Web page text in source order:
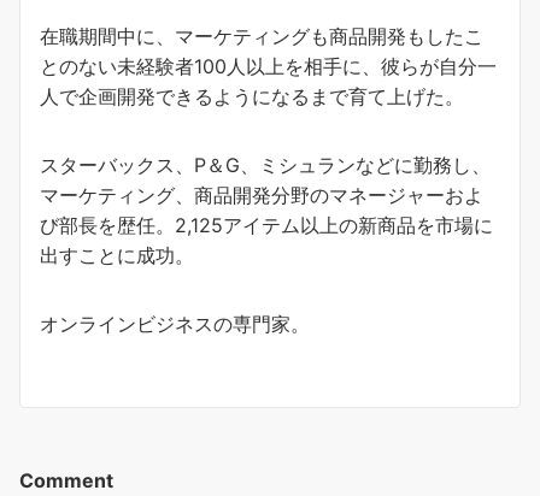
在職期間中に、マーケティングも商品開発もしたこ
とのない未経験者100人以上を相手に、彼らが自分一
人で企画開発できるようになるまで育て上げた。
スターバックス、P＆G、ミシュランなどに勤務し、
マーケティング、商品開発分野のマネージャーおよ
び部長を歴任。2,125アイテム以上の新商品を市場に
出すことに成功。
オンラインビジネスの専門家。
Comment